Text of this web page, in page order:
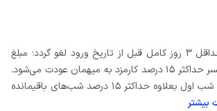
در صورتی که رزرو، حداقل 3 روز کامل قبل از تاریخ ورود لغو گردد؛ مبلغ
صورتحساب پس از کسر حداکثر 15 درصد کارمزد به میهمان عودت می‌شود.
در غیر اینصورت اجاره شب اول بعلاوه حداکثر 15 درصد شب‌های باقیمانده
بیشتر